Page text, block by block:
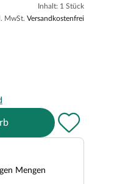
Inhalt: 1 Stück
MwSt. Versandkostenfrei
Mengen